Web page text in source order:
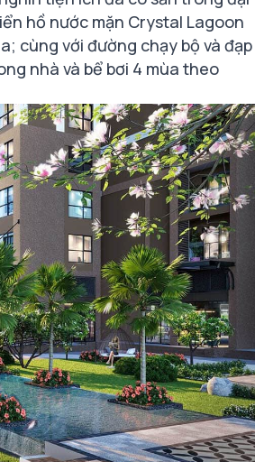
hồ nước mặn Crystal Lagoon
cùng với đường chạy bộ và đạp
nhà và bể bơi 4 mùa theo